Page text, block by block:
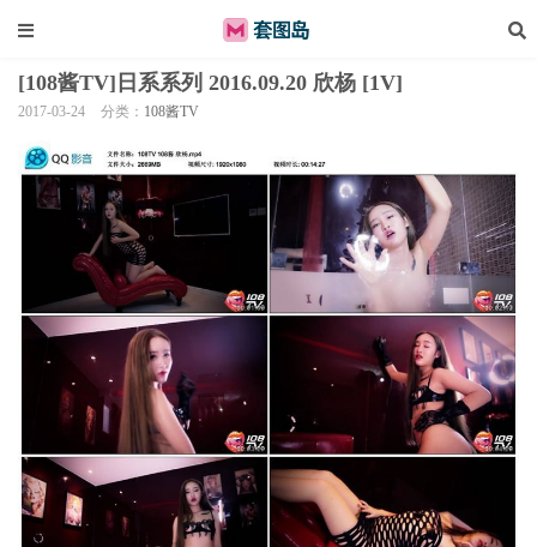
[108酱TV]日系系列 2016.09.20 欣杨 [1V]
2017-03-24 分类： 108酱TV